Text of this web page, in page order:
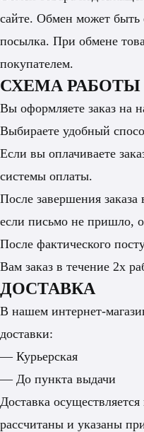
сайте. Обмен может
посылка. При обмене
покупателем.
СХЕМА РАБОТЫ
Вы оформляете заказ на
Выбираете удобный
Если вы оплачиваете
системы оплаты.
После завершения
если письмо не пришло,
После фактического
Вам заказ в течение 2х
ДОСТАВКА
В нашем интернет-
доставки:
— Курьерская
— До пункта выдачи
Доставка
рассчитаны и указаны